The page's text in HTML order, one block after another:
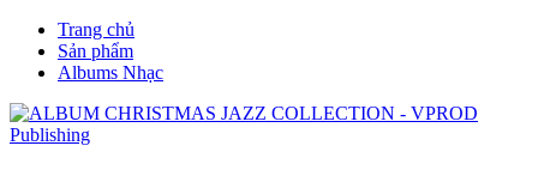
Trang chủ
Sản phẩm
Albums Nhạc